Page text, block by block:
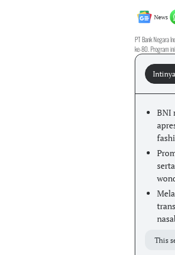
News
PT Bank Negara
ke-80. Program ini
BNI
This